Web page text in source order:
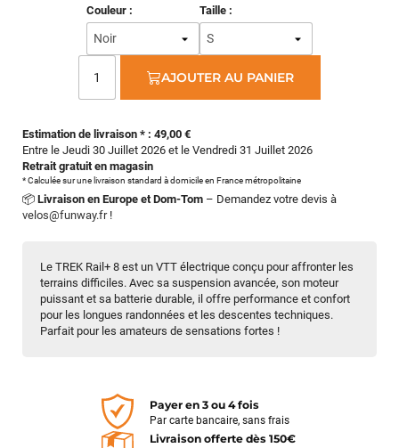
Le TREK Rail+ 8 est un VTT électrique conçu pour affronter les
terrains difficiles. Avec sa suspension avancée, son moteur
puissant et sa batterie durable, il offre performance et confort
pour les longues randonnées et les descentes techniques.
Parfait pour les amateurs de sensations fortes !
Estimation de livraison * : 49,00 €
Entre le Jeudi 30 Juillet 2026 et le Vendredi 31 Juillet 2026
Retrait gratuit en magasin
* Calculée sur une livraison standard à domicile en France métropolitaine
📦 Livraison en Europe et Dom-Tom – Demandez votre devis à
velos@funway.fr!
Couleur : Taille :
AJOUTER AU PANIER
Payer en 3 ou 4 fois
Par carte bancaire, sans frais
Livraison offerte dès 150€